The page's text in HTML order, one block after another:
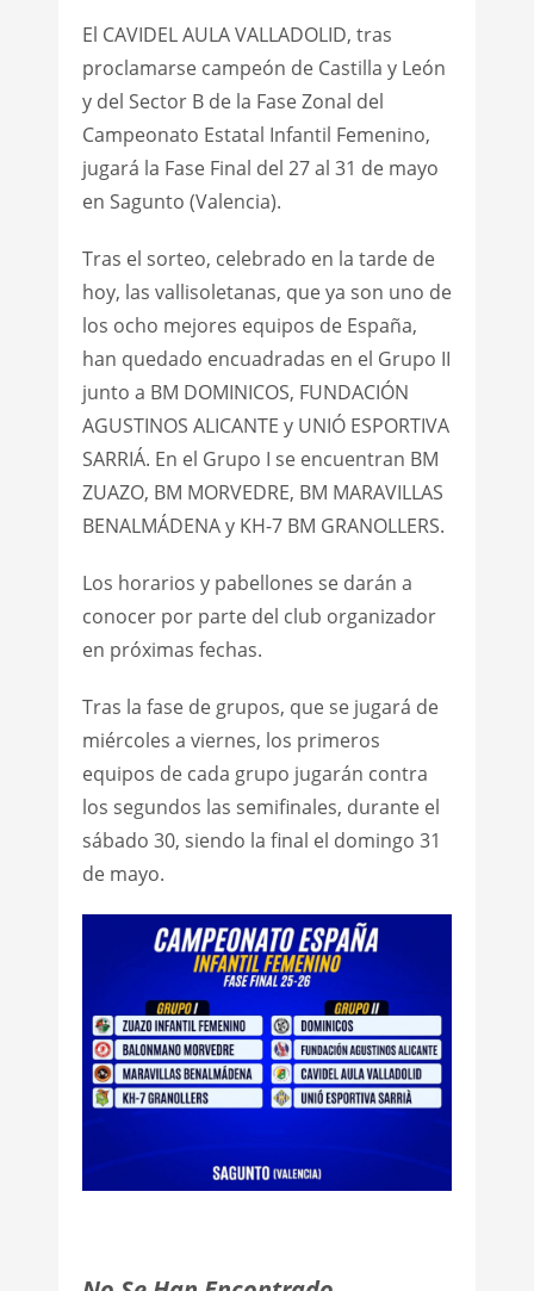
El CAVIDEL AULA VALLADOLID, tras
proclamarse campeón de Castilla y León
y del Sector B de la Fase Zonal del
Campeonato Estatal Infantil Femenino,
jugará la Fase Final del 27 al 31 de mayo
en Sagunto (Valencia).
Tras el sorteo, celebrado en la tarde de
hoy, las vallisoletanas, que ya son uno de
los ocho mejores equipos de España,
han quedado encuadradas en el Grupo II
junto a BM DOMINICOS, FUNDACIÓN
AGUSTINOS ALICANTE y UNIÓ ESPORTIVA
SARRIÁ. En el Grupo I se encuentran BM
ZUAZO, BM MORVEDRE, BM MARAVILLAS
BENALMÁDENA y KH-7 BM GRANOLLERS.
Los horarios y pabellones se darán a
conocer por parte del club organizador
en próximas fechas.
Tras la fase de grupos, que se jugará de
miércoles a viernes, los primeros
equipos de cada grupo jugarán contra
los segundos las semifinales, durante el
sábado 30, siendo la final el domingo 31
de mayo.